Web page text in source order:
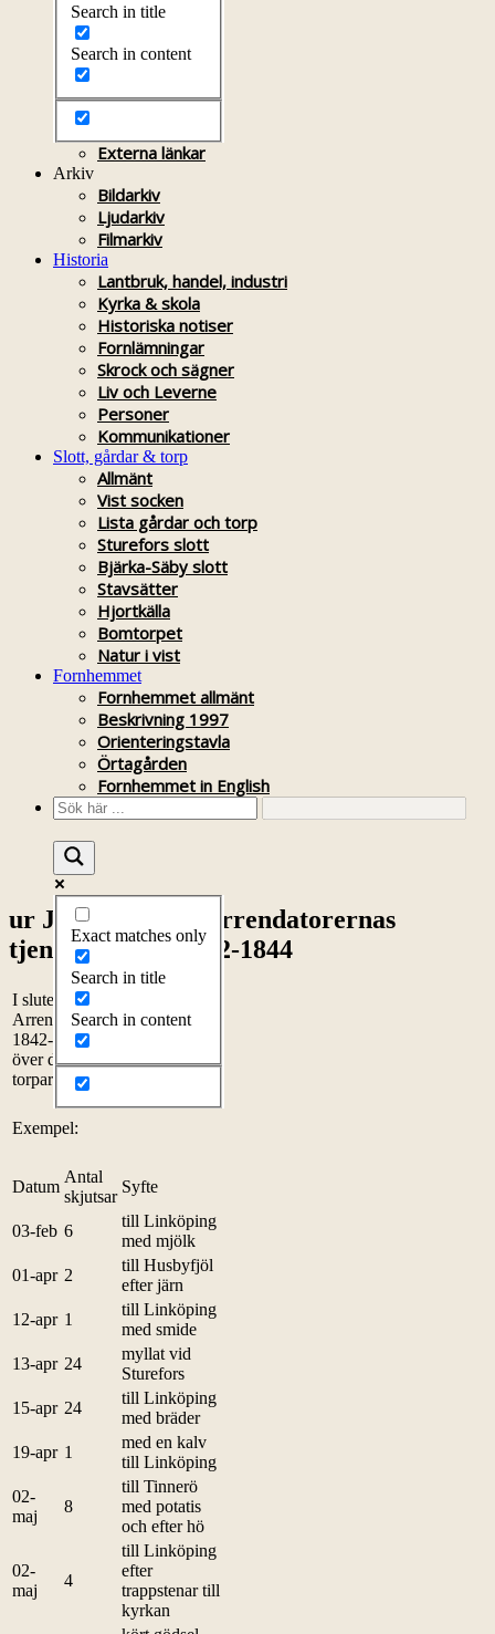
Search in title
Search in content
Årsprogram
Kontakt
Styrelsen
Litteratur
Externa länkar
Arkiv
Bildarkiv
Ljudarkiv
Filmarkiv
Historia
Lantbruk, handel, industri
Kyrka & skola
Historiska notiser
Fornlämningar
Skrock och sägner
Liv och Leverne
Personer
Kommunikationer
Slott, gårdar & torp
Allmänt
Vist socken
Lista gårdar och torp
Sturefors slott
Bjärka-Säby slott
Stavsätter
Hjortkälla
Bomtorpet
Natur i vist
Fornhemmet
Fornhemmet allmänt
Beskrivning 1997
Orienteringstavla
Örtagården
Fornhemmet in English
Exact matches only
Search in title
Search in content
ur Journal öfver Arrendatorernas
tjenstbarheter 1842-1844
I slutet av ”Journal öfver
Arrendatorernas tjenstbarheter
1842-1844,1 finns förteckning
över dagsverksbönders och
torpares resor.
Exempel:
Datum
Antal
skjutsar
Syfte
03-feb 6
till Linköping
med mjölk
01-apr 2
till Husbyfjöl
efter järn
12-apr 1
till Linköping
med smide
13-apr 24
myllat vid
Sturefors
15-apr 24
till Linköping
med bräder
19-apr 1
med en kalv
till Linköping
02-
maj
8
till Tinnerö
med potatis
och efter hö
02-
maj
4
till Linköping
efter
trappstenar till
kyrkan